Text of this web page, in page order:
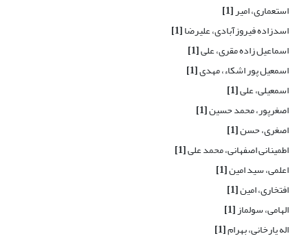
استعماری، امیر[1]
اسدزاده فیروزآبادی، علیرضا[1]
اسماعیل زاده مقری، علی[1]
اسمعیل پور اشکاء، مهدی[1]
اسمعیلی، علی[1]
اصغرپور، محمد حسین[1]
اصغری، حسن[1]
اطمینانی اصفهانی، محمد علی[1]
اعلمی، سید امین[1]
افتخاری، امین[1]
الهامی، سولماز[1]
اله یارخانی، بهرام[1]